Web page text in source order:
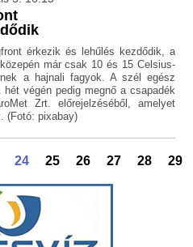
érkezik és lehűlés kezdődik, a
már csak 10 és 15 Celsius-
a hajnali fagyok. A szél egész
végén pedig megnő a csapadék
Zrt. előrejelzéséből, amelyet
(Fotó: pixabay)
24 25 26 27 28 29